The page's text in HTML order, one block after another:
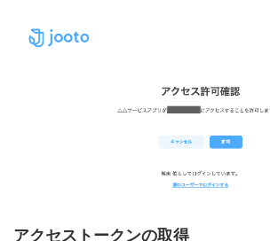
アクセストークンの取得